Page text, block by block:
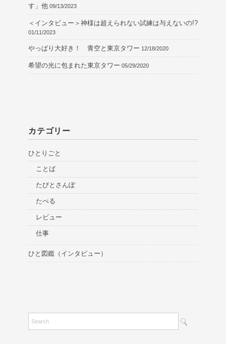
す」他 09/13/2023
＜インタビュー＞神様は超えられない試練は与えないの!?
01/11/2023
やっぱり大好き！ 青空と東京タワー 12/18/2020
希望の光に包まれた東京タワー 05/29/2020
カテゴリー
ひとりごと
ことば
たびとさんぽ
たべる
レビュー
仕事
ひと図鑑（インタビュー）